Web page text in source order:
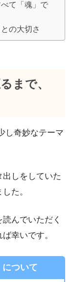
て「魂」で
の大切さ
まで、
し奇妙なテーマ
出しをしていた
た。
んでいただく
幸いです。
ついて